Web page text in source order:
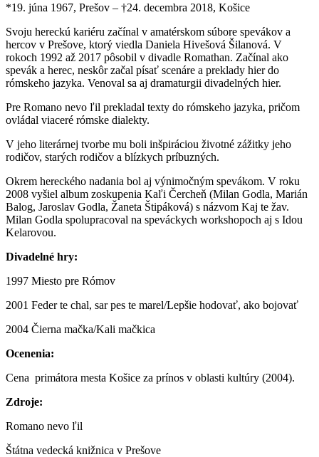
*19. júna 1967, Prešov – †24. decembra 2018, Košice
Svoju hereckú kariéru začínal v amatérskom súbore spevákov a
hercov v Prešove, ktorý viedla Daniela Hivešová Šilanová. V
rokoch 1992 až 2017 pôsobil v divadle Romathan. Začínal ako
spevák a herec, neskôr začal písať scenáre a preklady hier do
rómskeho jazyka. Venoval sa aj dramaturgii divadelných hier.
Pre Romano nevo ľil prekladal texty do rómskeho jazyka, pričom
ovládal viaceré rómske dialekty.
V jeho literárnej tvorbe mu boli inšpiráciou životné zážitky jeho
rodičov, starých rodičov a blízkych príbuzných.
Okrem hereckého nadania bol aj výnimočným spevákom. V roku
2008 vyšiel album zoskupenia Kaľi Čercheň (Milan Godla, Marián
Balog, Jaroslav Godla, Žaneta Štipáková) s názvom Kaj te žav.
Milan Godla spolupracoval na speváckych workshopoch aj s Idou
Kelarovou.
Divadelné hry:
1997 Miesto pre Rómov
2001 Feder te chal, sar pes te marel/Lepšie hodovať, ako bojovať
2004 Čierna mačka/Kali mačkica
Ocenenia:
Cena primátora mesta Košice za prínos v oblasti kultúry (2004).
Zdroje:
Romano nevo ľil
Štátna vedecká knižnica v Prešove